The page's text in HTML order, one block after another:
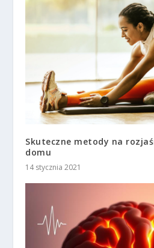
Skuteczne metody na
domu
14 stycznia 2021